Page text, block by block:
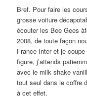
Bref. Pour faire les
grosse voiture
écouter les Bee Gees
2008, de toute façon
France Inter et je
figure, j’attends
avec le milk shake
tout seul dans le coffre
à cet effet.